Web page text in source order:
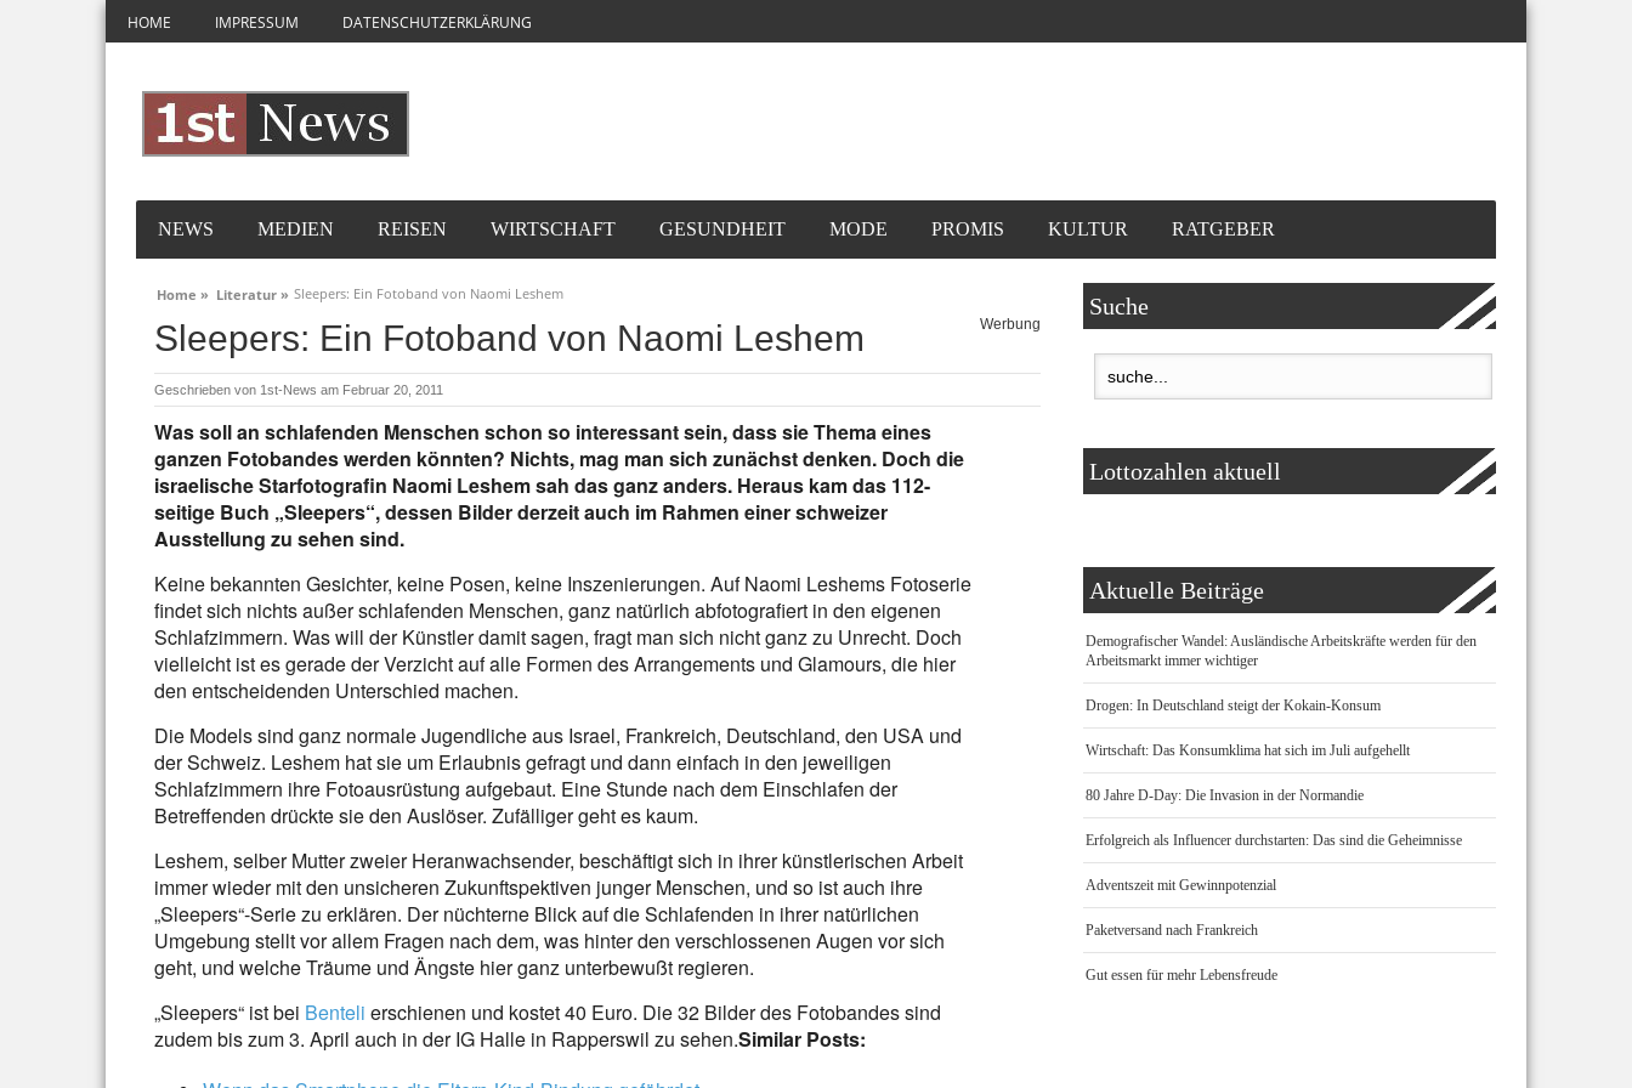
HOME IMPRESSUM DATENSCHUTZERKLÄRUNG
NEWS MEDIEN REISEN WIRTSCHAFT GESUNDHEIT MODE PROMIS KULTUR RATGEBER
Home » Literatur » Sleepers: Ein Fotoband von Naomi Leshem
Sleepers: Ein Fotoband von Naomi Leshem Werbung
Geschrieben von 1st-News am Februar 20, 2011
Was soll an schlafenden Menschen schon so interessant sein, dass sie Thema eines
ganzen Fotobandes werden könnten? Nichts, mag man sich zunächst denken. Doch die
israelische Starfotografin Naomi Leshem sah das ganz anders. Heraus kam das 112-
seitige Buch „Sleepers“, dessen Bilder derzeit auch im Rahmen einer schweizer
Ausstellung zu sehen sind.
Keine bekannten Gesichter, keine Posen, keine Inszenierungen. Auf Naomi Leshems Fotoserie
findet sich nichts außer schlafenden Menschen, ganz natürlich abfotografiert in den eigenen
Schlafzimmern. Was will der Künstler damit sagen, fragt man sich nicht ganz zu Unrecht. Doch
vielleicht ist es gerade der Verzicht auf alle Formen des Arrangements und Glamours, die hier
den entscheidenden Unterschied machen.
Die Models sind ganz normale Jugendliche aus Israel, Frankreich, Deutschland, den USA und
der Schweiz. Leshem hat sie um Erlaubnis gefragt und dann einfach in den jeweiligen
Schlafzimmern ihre Fotoausrüstung aufgebaut. Eine Stunde nach dem Einschlafen der
Betreffenden drückte sie den Auslöser. Zufälliger geht es kaum.
Leshem, selber Mutter zweier Heranwachsender, beschäftigt sich in ihrer künstlerischen Arbeit
immer wieder mit den unsicheren Zukunftspektiven junger Menschen, und so ist auch ihre
„Sleepers“-Serie zu erklären. Der nüchterne Blick auf die Schlafenden in ihrer natürlichen
Umgebung stellt vor allem Fragen nach dem, was hinter den verschlossenen Augen vor sich
geht, und welche Träume und Ängste hier ganz unterbewußt regieren.
„Sleepers“ ist bei Benteli erschienen und kostet 40 Euro. Die 32 Bilder des Fotobandes sind
zudem bis zum 3. April auch in der IG Halle in Rapperswil zu sehen.Similar Posts:
Suche
Lottozahlen aktuell
Aktuelle Beiträge
Demografischer Wandel: Ausländische Arbeitskräfte werden für den
Arbeitsmarkt immer wichtiger
Drogen: In Deutschland steigt der Kokain-Konsum
Wirtschaft: Das Konsumklima hat sich im Juli aufgehellt
80 Jahre D-Day: Die Invasion in der Normandie
Erfolgreich als Influencer durchstarten: Das sind die Geheimnisse
Adventszeit mit Gewinnpotenzial
Paketversand nach Frankreich
Gut essen für mehr Lebensfreude